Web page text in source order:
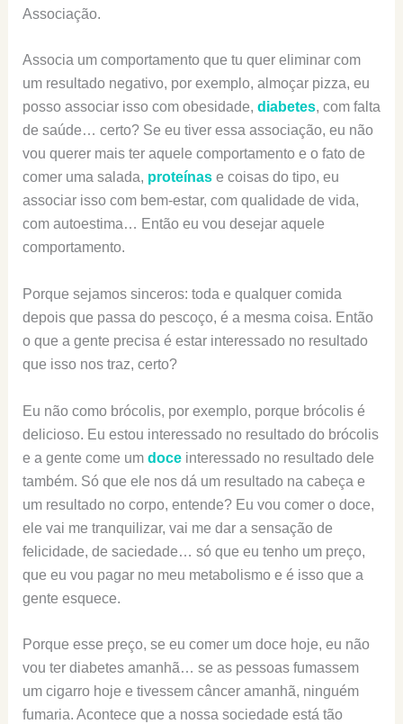
Associação.
Associa um comportamento que tu quer eliminar com
um resultado negativo, por exemplo, almoçar pizza, eu
posso associar isso com obesidade, diabetes, com falta
de saúde… certo? Se eu tiver essa associação, eu não
vou querer mais ter aquele comportamento e o fato de
comer uma salada, proteínase coisas do tipo, eu
associar isso com bem-estar, com qualidade de vida,
com autoestima… Então eu vou desejar aquele
comportamento.
Porque sejamos sinceros: toda e qualquer comida
depois que passa do pescoço, é a mesma coisa. Então
o que a gente precisa é estar interessado no resultado
que isso nos traz, certo?
Eu não como brócolis, por exemplo, porque brócolis é
delicioso. Eu estou interessado no resultado do brócolis
e a gente come um doceinteressado no resultado dele
também. Só que ele nos dá um resultado na cabeça e
um resultado no corpo, entende? Eu vou comer o doce,
ele vai me tranquilizar, vai me dar a sensação de
felicidade, de saciedade… só que eu tenho um preço,
que eu vou pagar no meu metabolismo e é isso que a
gente esquece.
Porque esse preço, se eu comer um doce hoje, eu não
vou ter diabetes amanhã… se as pessoas fumassem
um cigarro hoje e tivessem câncer amanhã, ninguém
fumaria. Acontece que a nossa sociedade está tão